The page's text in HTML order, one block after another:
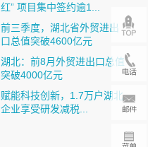
红” 项目集中签约逾1...
前三季度，湖北省外贸进出
口总值突破4600亿元
湖北：前8月外贸进出口总值
突破4000亿元
赋能科技创新，1.7万户湖北
企业享受研发减税...